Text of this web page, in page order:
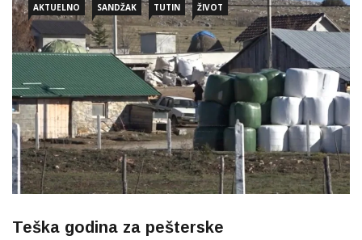
AKTUELNO SANDŽAK TUTIN ŽIVOT
Teška godina za pešterske